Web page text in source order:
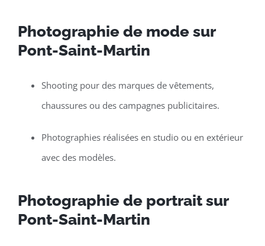
Photographie de mode sur
Pont-Saint-Martin
Shooting pour des marques de vêtements,
chaussures ou des campagnes publicitaires.
Photographies réalisées en studio ou en extérieur
avec des modèles.
Photographie de portrait sur
Pont-Saint-Martin